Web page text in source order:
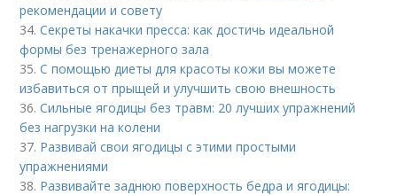
рекомендации и совету
34.Секреты накачки пресса: как достичь идеальной
формы без тренажерного зала
35.С помощью диеты для красоты кожи вы можете
избавиться от прыщей и улучшить свою внешность
36.Сильные ягодицы без травм: 20 лучших упражнений
без нагрузки на колени
37. Развивай свои ягодицы с этими простыми
упражнениями
38. Развивайте заднюю поверхность бедра и ягодицы: